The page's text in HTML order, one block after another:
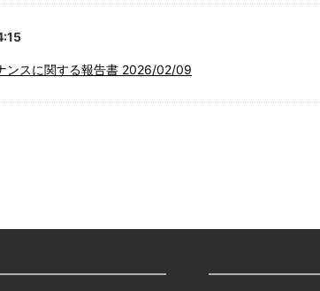
ンスに関する報告書 2026/02/09